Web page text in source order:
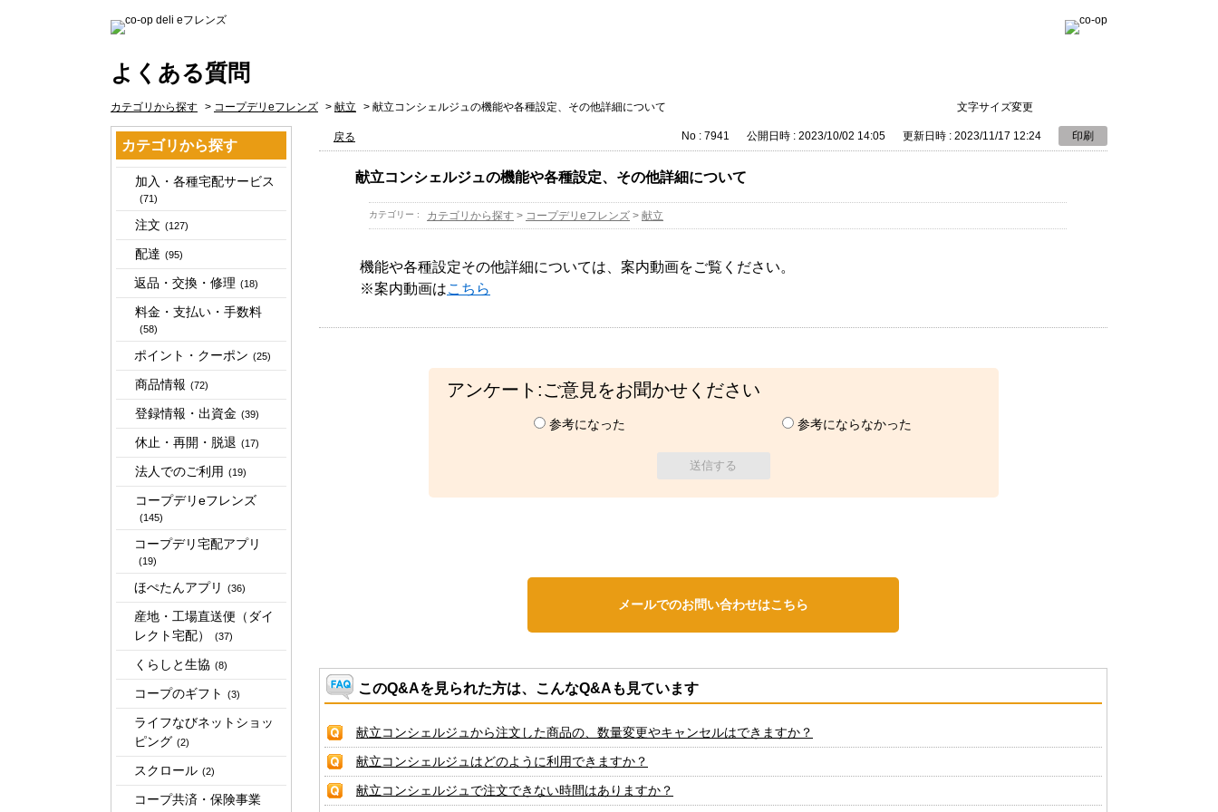
よくある質問
文字サイズ変更
カテゴリから探す > コープデリeフレンズ > 献立 > 献立コンシェルジュの機能や各種設定、その他詳細について
カテゴリから探す
加入・各種宅配サービス
(71)
注文 (127)
配達 (95)
返品・交換・修理 (18)
料金・支払い・手数料
(58)
ポイント・クーポン (25)
商品情報 (72)
登録情報・出資金 (39)
休止・再開・脱退 (17)
法人でのご利用 (19)
コープデリeフレンズ
(145)
コープデリ宅配アプリ
(19)
ほぺたんアプリ (36)
産地・工場直送便（ダイ
レクト宅配）
(37)
くらしと生協 (8)
コープのギフト (3)
ライフなびネットショッ
ピング (2)
スクロール (2)
コープ共済・保険事業
戻る No : 7941 公開日時 : 2023/10/02 14:05 更新日時 : 2023/11/17 12:24 印刷
献立コンシェルジュの機能や各種設定、その他詳細について
カテゴリー : カテゴリから探す > コープデリeフレンズ > 献立
機能や各種設定その他詳細については、案内動画をご覧ください。
※案内動画はこちら
アンケート:ご意見をお聞かせください
参考になった 参考にならなかった
メールでのお問い合わせはこちら
このQ&Aを見られた方は、こんなQ&Aも見ています
献立コンシェルジュから注文した商品の、数量変更やキャンセルはできますか？
献立コンシェルジュはどのように利用できますか？
献立コンシェルジュで注文できない時間はありますか？